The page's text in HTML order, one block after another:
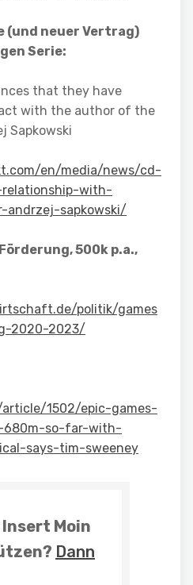
(und neuer Vertrag)
Serie:
that they have
with the author of the
Sapkowski
en/media/news/cd-
with-
andrzej-sapkowski/
500k p.a.,
politik/games
2020-2023/
1502/epic-games-
680m-so-far-with-
says-tim-sweeney
Moin
Dann